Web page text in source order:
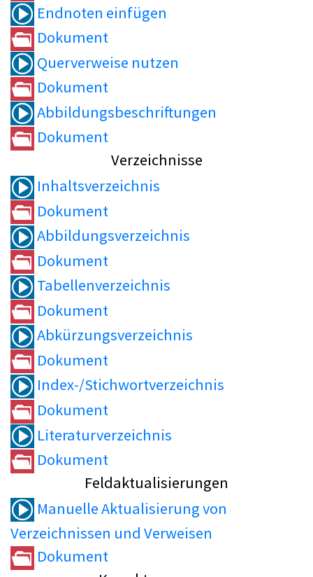
Endnoten einfügen
Dokument
Querverweise nutzen
Dokument
Abbildungsbeschriftungen
Dokument
Verzeichnisse
Inhaltsverzeichnis
Dokument
Abbildungsverzeichnis
Dokument
Tabellenverzeichnis
Dokument
Abkürzungsverzeichnis
Dokument
Index-/Stichwortverzeichnis
Dokument
Literaturverzeichnis
Dokument
Feldaktualisierungen
Manuelle Aktualisierung von
Verzeichnissen und Verweisen
Dokument